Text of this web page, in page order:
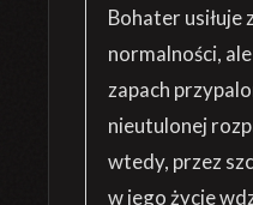
Bohater usiłuje
normalności,
zapach
nieutulonej
wtedy, przez
w jego życie